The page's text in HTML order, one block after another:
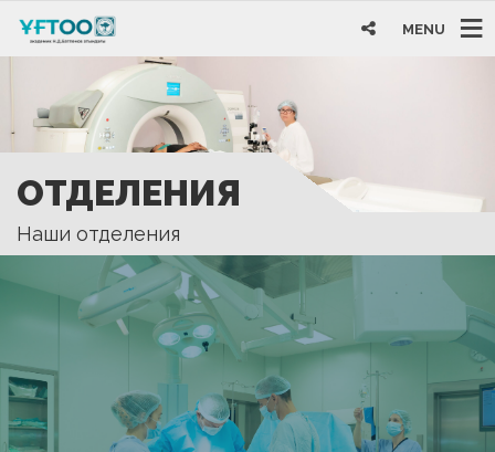
MENU
ОТДЕЛЕНИЯ
Наши отделения